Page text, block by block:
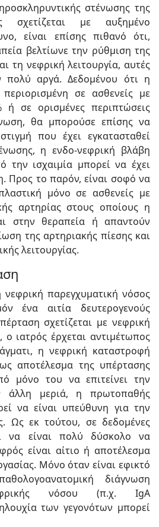
στένωσης της
σχετίζεται με αυξημένο
είναι επίσης πιθανό ότι,
βελτίωνε την ρύθμιση της
τη νεφρική λειτουργία, αυτές
πολύ αργά. Δεδομένου ότι η
περιορισμένη σε ασθενείς με
σε ορισμένες περιπτώσεις
θα μπορούσε επίσης να
που έχει εγκατασταθεί
η ενδο-νεφρική βλάβη
την ισχαιμία μπορεί να έχει
Προς το παρόν, είναι σοφό να
μόνο σε ασθενείς με
αρτηρίας στους οποίους η
στην θεραπεία ή απαντούν
της αρτηριακής πίεσης και
λειτουργίας.
νεφρική παρεγχυματική νόσος
ένα αιτία δευτερογενούς
σχετίζεται με νεφρική
ιατρός έρχεται αντιμέτωπος
η νεφρική καταστροφή
αποτέλεσμα της υπέρτασης
μόνο του να επιτείνει την
άλλη μεριά, η πρωτοπαθής
να είναι υπεύθυνη για την
Ως εκ τούτου, σε δεδομένες
να είναι πολύ δύσκολο να
είναι αίτιο ή αποτέλεσμα
Μόνο όταν είναι εφικτό
διάγνωση
νόσου (π.χ. IgA
των γεγονότων μπορεί